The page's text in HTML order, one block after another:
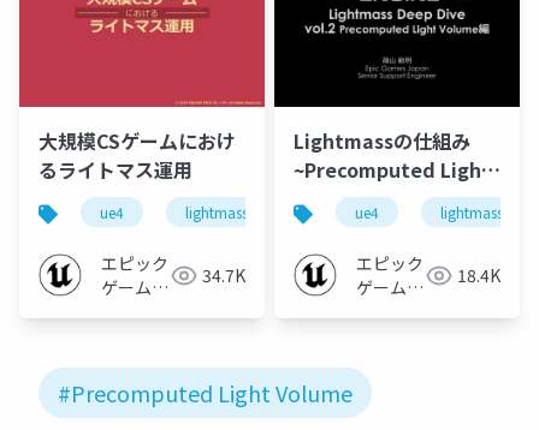
大規模CSゲームにおけ
るライトマス運用
ue4 lightmass rendering
エピック
ゲームズ
34.7K
Lightmassの仕組み
~Precomputed Light
Volume編~ (Epic
Games Japan: 篠山範
明)
ue4 lightmass
エピック
ゲームズ
18.4K
#Precomputed Light Volume